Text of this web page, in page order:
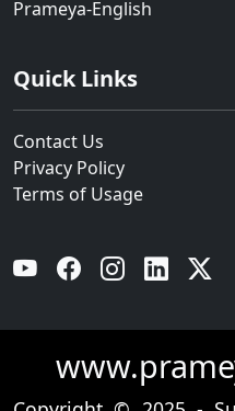
Prameya-English
Quick Links
Contact Us
Privacy Policy
Terms of Usage
YouTube Facebook Instagram Linkedin